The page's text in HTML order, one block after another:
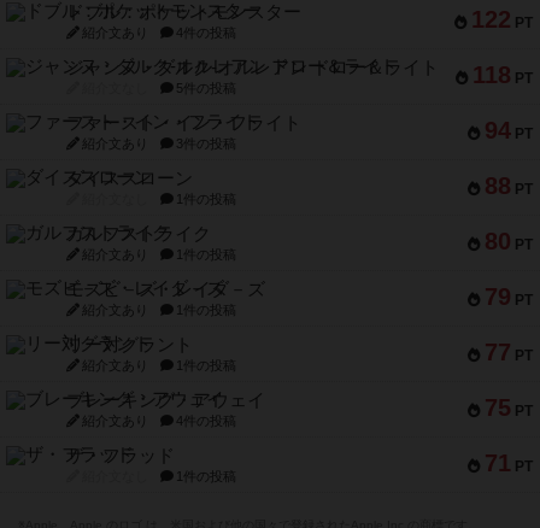
122 PT
ドブル：ポケットモンスター
紹介文あり 4件の投稿
118 PT
ジャンヌ・ダルク-オルレアン ドロー＆ライト
5件の投稿
94 PT
ファースト・イン・フライト
紹介文あり 3件の投稿
88 PT
ダイススローン
1件の投稿
80 PT
ガルフストライク
紹介文あり 1件の投稿
79 PT
モズビ－ズ・レイダ－ズ
紹介文あり 1件の投稿
77 PT
リー対グラント
紹介文あり 1件の投稿
75 PT
ブレーキング・アウェイ
紹介文あり 4件の投稿
71 PT
ザ・フラッド
1件の投稿